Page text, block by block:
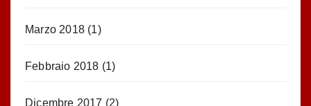
Marzo 2018 (1)
Febbraio 2018 (1)
Dicembre 2017 (2)